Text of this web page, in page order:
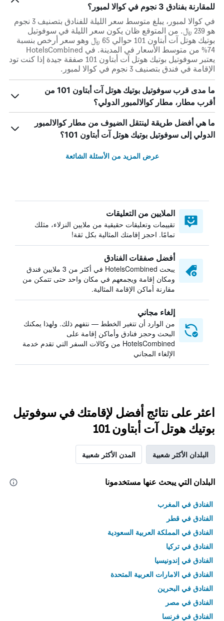
للمقارنة بفنادق 3 نجوم في كوالا لمبور؟
في كوالا لمبور، يبلغ متوسط ​​سعر الليلة للفنادق بتصنيف 3 نجوم
هو 239 ﷼. من المتوقع ظان يكون سعر الليلة في سوفوتيل
بوتيك هوتل آت أبتاون 101 حوالي 65 ﷼ وهو سعر أرخص بنسبة
74% من متوسط الأسعار في المدينة. في HotelsCombined
يعتبر سوفوتيل بوتيك هوتل آت أبتاون 101 صفقة جيدة إذا كنت تود
الإقامة في فندق بتصنيف 3 نجوم في كوالا لمبور.
ما مدى قرب سوفوتيل بوتيك هوتل آت أبتاون 101 من
أقرب مطار، مطار كوالالمبور الدولي؟
ما هي أفضل طريقة لينتقل الضيوف من مطار كوالالمبور
الدولي إلى سوفوتيل بوتيك هوتل آت أبتاون 101؟
عرض المزيد من الأسئلة الشائعة
الملايين من التعليقات
تقييمات وتعليقات حقيقية من ملايين النزلاء، مثلك
تمامًا. احجز إقامتك المثالية بكل ثقة!
أفضل صفقات الفنادق
يبحث HotelsCombined في أكثر من 3 ملايين فندق
ومكان إقامة ويجمعهم في مكان واحد حتى تتمكن من
مقارنة أماكن الإقامة المثالية.
إلغاء مجاني
من الوارد أن تتغير الخطط — نتفهم ذلك. ولهذا يمكنك
البحث وحجز فنادق وأماكن إقامة على
HotelsCombined من وكالات السفر التي تقدم خدمة
الإلغاء المجاني
اعثر على نتائج أفضل لإقامتك في سوفوتيل
بوتيك هوتل آت أبتاون 101
البلدان الأكثر شعبية المدن الأكثر شعبية
البلدان التي يبحث عنها مستخدمونا
الفنادق في المغرب
الفنادق في قطر
الفنادق في المملكة العربية السعودية
الفنادق في تركيا
الفنادق في إندونيسيا
الفنادق في الامارات العربية المتحدة
الفنادق في البحرين
الفنادق في مصر
الفنادق في فرنسا